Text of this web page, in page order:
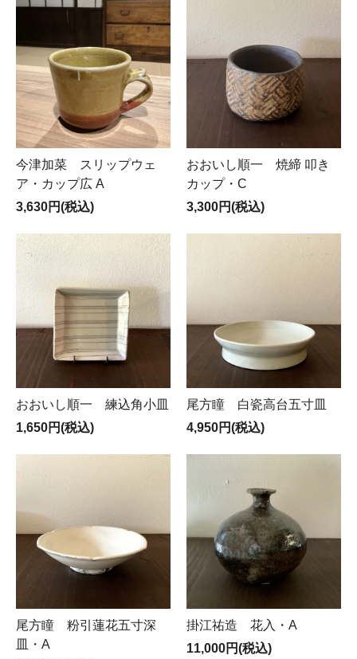
・
🔹海外のお客様も、ZenMarket の海外販売代行システム
により、スムーズにお買い物できます。
This online shopping site supports ZenMarket
international shipping.
今津加菜 スリップウェ
ア・カップ広 A
3,630円(税込)
おおいし順一 焼締 叩き
カップ・C
3,300円(税込)
おおいし順一 練込角小皿
1,650円(税込)
尾方瞳 白瓷高台五寸皿
4,950円(税込)
尾方瞳 粉引蓮花五寸深
皿・A
掛江祐造 花入・A
11,000円(税込)